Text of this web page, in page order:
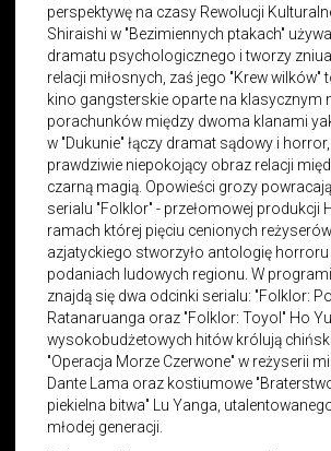
perspektywę na czasy Rewolucji
Shiraishi w "Bezimiennych ptakach"
dramatu psychologicznego i tworzy
relacji miłosnych, zaś jego "Krew wilków"
kino gangsterskie oparte na klasycznym
porachunków między dwoma klanami
w "Dukunie" łączy dramat sądowy i
prawdziwie niepokojący obraz relacji
czarną magią. Opowieści grozy
serialu "Folklor" - przełomowej produkcji
ramach której pięciu cenionych
azjatyckiego stworzyło antologię
podaniach ludowych regionu. W
znajdą się dwa odcinki serialu: "Folklor:
Ratanaruanga oraz "Folklor: Toyol" Ho
wysokobudżetowych hitów królują
"Operacja Morze Czerwone" w reżyserii
Dante Lama oraz kostiumowe
piekielna bitwa" Lu Yanga,
młodej generacji.